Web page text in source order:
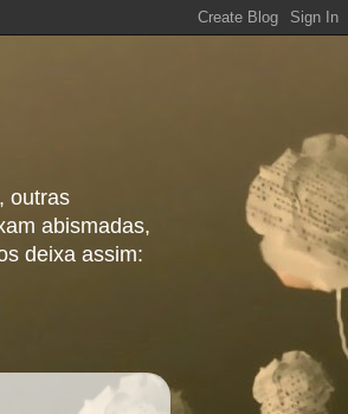
outras
abismadas,
deixa assim: